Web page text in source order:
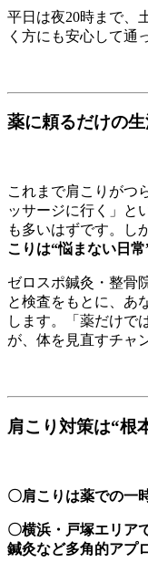
平日は夜20時まで、
く方にも安心して通
薬に頼るだけの
これまで肩こりがつ
ッサージに行く」と
も多いはずです。し
こりは“悩まない日常
ゼロスポ鍼灸・整骨
と検査をもとに、あ
します。「薬だけで
が、体を見直すチャ
肩こり対策は“根
〇肩こりは薬での一
〇横浜・戸塚エリア
鍼灸など多角的アプ